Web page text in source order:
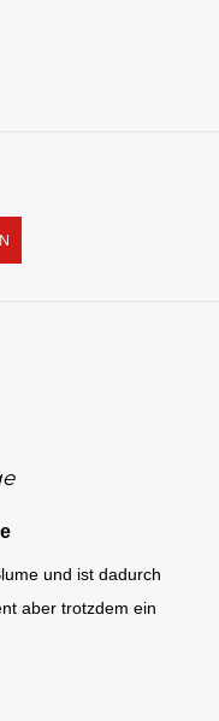
und ist dadurch
aber trotzdem ein